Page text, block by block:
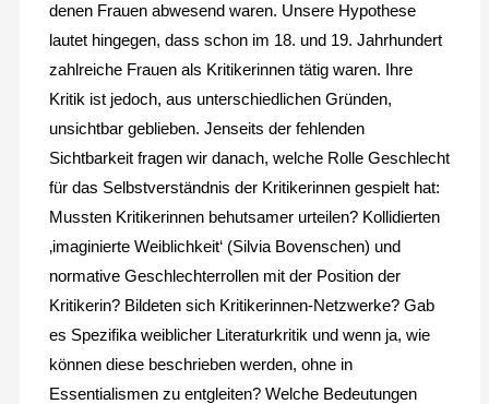
denen Frauen abwesend waren. Unsere Hypothese
lautet hingegen, dass schon im 18. und 19. Jahrhundert
zahlreiche Frauen als Kritikerinnen tätig waren. Ihre
Kritik ist jedoch, aus unterschiedlichen Gründen,
unsichtbar geblieben. Jenseits der fehlenden
Sichtbarkeit fragen wir danach, welche Rolle Geschlecht
für das Selbstverständnis der Kritikerinnen gespielt hat:
Mussten Kritikerinnen behutsamer urteilen? Kollidierten
‚imaginierte Weiblichkeit‘ (Silvia Bovenschen) und
normative Geschlechterrollen mit der Position der
Kritikerin? Bildeten sich Kritikerinnen-Netzwerke? Gab
es Spezifika weiblicher Literaturkritik und wenn ja, wie
können diese beschrieben werden, ohne in
Essentialismen zu entgleiten? Welche Bedeutungen